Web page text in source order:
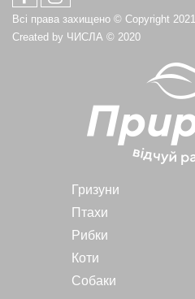
Всі права захищено © Copyright 2021
Created by ЧИСЛА © 2020
Гризуни
Птахи
Рибки
Коти
Собаки